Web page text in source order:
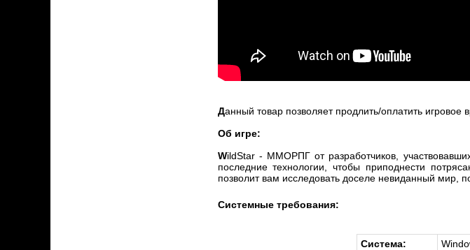
Данный товар позволяет продлить/оплатить
Об игре:
WildStar - ММОРПГ от разработчиков,
последние технологии, чтобы приподнести
позволит вам исследовать доселе невиданный мир,
Системные требования:
Система: